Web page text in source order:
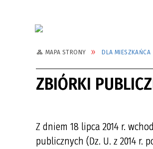
MAPA STRONY DLA MIESZKAŃCA
ZBIÓRKI
Z dniem 18 lipca 2014 r.
publicznych (Dz. U. z 2014 r.